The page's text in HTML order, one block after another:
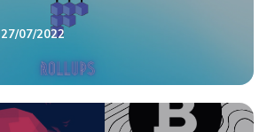
- 27/07/2022